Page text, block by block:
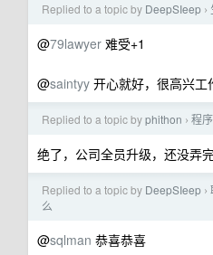
Replied to a topic by DeepSIeep ›
@79lawyer 难受+1
@saintyy 开心就好，很高兴工
Replied to a topic byphithon › 程
绝了，公司全员升级，还没弄
Replied to a topic by DeepSIeep ›
么
@sqlman 恭喜恭喜